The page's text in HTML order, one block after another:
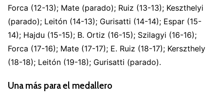
Forca (12-13); Mate (parado); Ruiz (13-13); Keszthelyi
(parado); Leitón (14-13); Gurisatti (14-14); Espar (15-
14); Hajdu (15-15); B. Ortiz (16-15); Szilagyi (16-16);
Forca (17-16); Mate (17-17); E. Ruiz (18-17); Kerszthely
(18-18); Leitón (19-18); Gurisatti (parado).
Una más para el medallero